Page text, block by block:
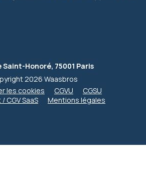
Saint-Honoré, 75001 Paris
2026 Waasbros
les cookies
CGVU
CGSU
CGV SaaS
Mentions légales